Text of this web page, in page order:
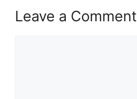
Leave a Comment